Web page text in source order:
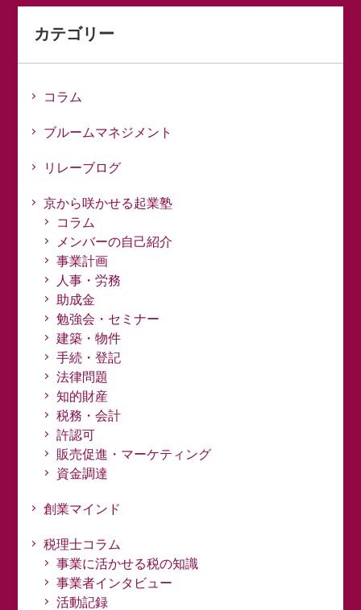
カテゴリー
コラム
ブルームマネジメント
リレーブログ
京から咲かせる起業塾
コラム
メンバーの自己紹介
事業計画
人事・労務
助成金
勉強会・セミナー
建築・物件
手続・登記
法律問題
知的財産
税務・会計
許認可
販売促進・マーケティング
資金調達
創業マインド
税理士コラム
事業に活かせる税の知識
事業者インタビュー
活動記録